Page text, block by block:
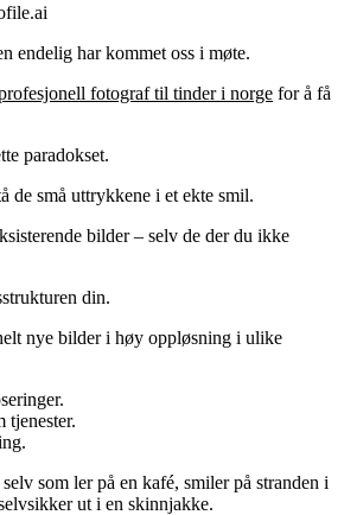
endelig har kommet oss i møte.
fotograf til tinder i norge for å få
paradokset.
de små uttrykkene i et ekte smil.
bilder – selv de der du ikke
din.
nye bilder i høy oppløsning i ulike
tjenester.
som ler på en kafé, smiler på stranden i
ut i en skinnjakke.